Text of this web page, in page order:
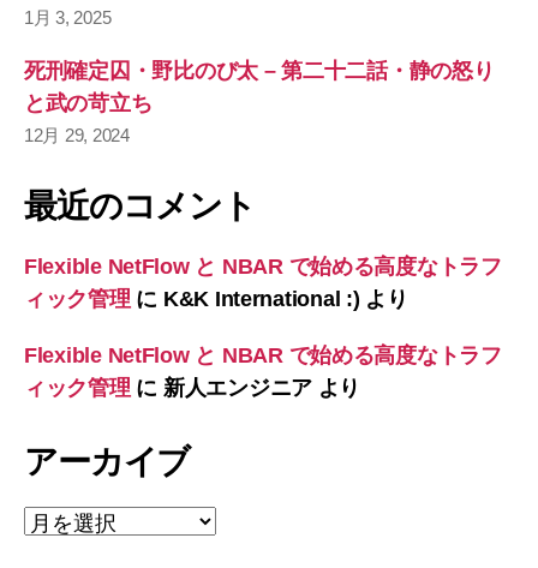
1月 3, 2025
死刑確定囚・野比のび太 – 第二十二話・静の怒り
と武の苛立ち
12月 29, 2024
最近のコメント
Flexible NetFlow と NBAR で始める高度なトラフ
ィック管理 に K&K International :) より
Flexible NetFlow と NBAR で始める高度なトラフ
ィック管理 に 新人エンジニアより
アーカイブ
ア
ー